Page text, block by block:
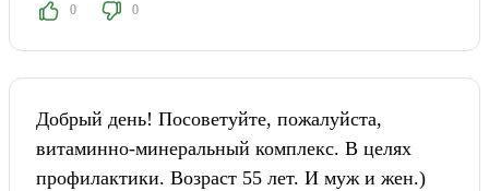
0 0
Добрый день! Посоветуйте, пожалуйста,
витаминно-минеральный комплекс. В целях
профилактики. Возраст 55 лет. И муж и жен.)